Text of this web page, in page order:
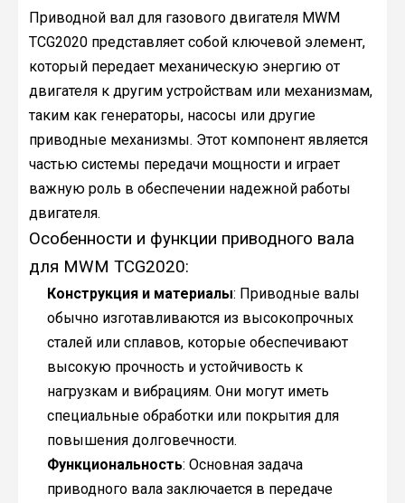
Приводной вал для газового двигателя MWM
TCG2020 представляет собой ключевой элемент,
который передает механическую энергию от
двигателя к другим устройствам или механизмам,
таким как генераторы, насосы или другие
приводные механизмы. Этот компонент является
частью системы передачи мощности и играет
важную роль в обеспечении надежной работы
двигателя.
Особенности и функции приводного вала
для MWM TCG2020:
Конструкция и материалы: Приводные валы
обычно изготавливаются из высокопрочных
сталей или сплавов, которые обеспечивают
высокую прочность и устойчивость к
нагрузкам и вибрациям. Они могут иметь
специальные обработки или покрытия для
повышения долговечности.
Функциональность: Основная задача
приводного вала заключается в передаче